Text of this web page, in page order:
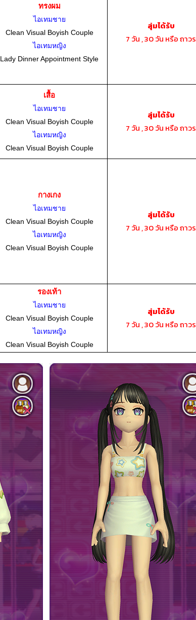
ทรงผม
ไอเทมชาย
Clean Visual Boyish Couple
ไอเทมหญิง
Lady Dinner Appointment Style
สุ่มได้รับ
7 วัน , 30 วัน หรือ ถาวร
เสื้อ
ไอเทมชาย
Clean Visual Boyish Couple
ไอเทมหญิง
Clean Visual Boyish Couple
สุ่มได้รับ
7 วัน , 30 วัน หรือ ถาวร
กางเกง
ไอเทมชาย
Clean Visual Boyish Couple
ไอเทมหญิง
Clean Visual Boyish Couple
สุ่มได้รับ
7 วัน , 30 วัน หรือ ถาวร
รองเท้า
ไอเทมชาย
Clean Visual Boyish Couple
ไอเทมหญิง
Clean Visual Boyish Couple
สุ่มได้รับ
7 วัน , 30 วัน หรือ ถาวร